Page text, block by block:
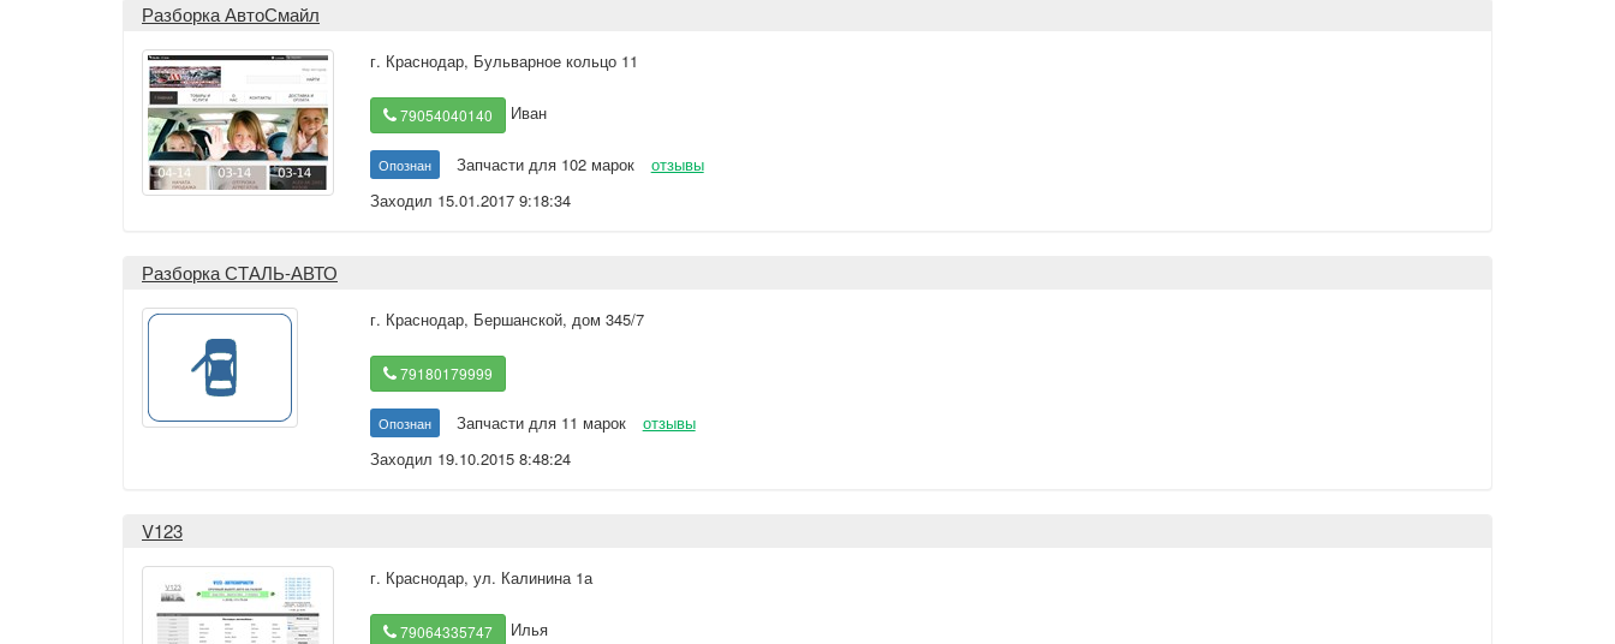
Разборка АвтоСмайл
г. Краснодар, Бульварное кольцо 11
79054040140 Иван
Опознан Запчасти для 102 марок
отзывы
Заходил 15.01.2017 9:18:34
Разборка СТАЛЬ-АВТО
г. Краснодар, Бершанской, дом 345/7
79180179999
Опознан Запчасти для 11 марок
отзывы
Заходил 19.10.2015 8:48:24
V123
г. Краснодар, ул. Калинина 1а
79064335747 Илья